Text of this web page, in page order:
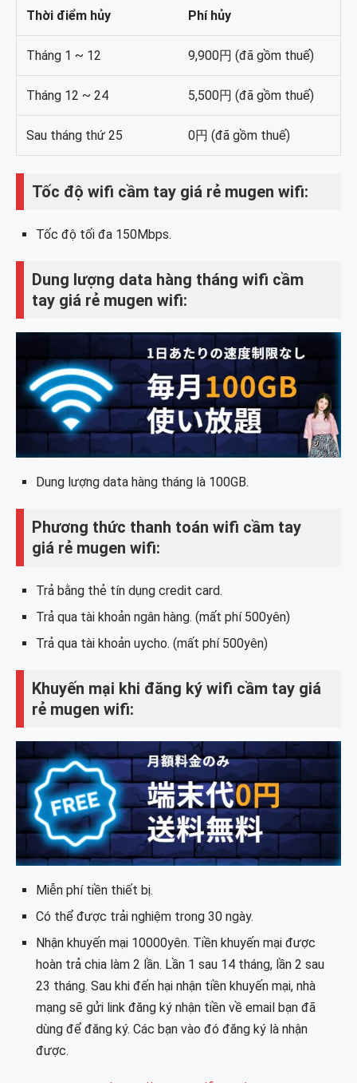
Thời điểm hủy Phí hủy
Tháng 1 ~ 12 9,900円 (đã gồm thuế)
Tháng 12 ~ 24 5,500円 (đã gồm thuế)
Sau tháng thứ 25 0円 (đã gồm thuế)
Tốc độ wifi cầm tay giá rẻ mugen wifi:
Tốc độ tối đa 150Mbps.
Dung lượng data hàng tháng wifi cầm
tay giá rẻ mugen wifi:
Dung lượng data hàng tháng là 100GB.
Phương thức thanh toán wifi cầm tay
giá rẻ mugen wifi:
Trả bằng thẻ tín dụng credit card.
Trả qua tài khoản ngân hàng. (mất phí 500yên)
Trả qua tài khoản uycho. (mất phí 500yên)
Khuyến mại khi đăng ký wifi cầm tay giá
rẻ mugen wifi:
Miễn phí tiền thiết bị.
Có thể được trải nghiệm trong 30 ngày.
Nhận khuyến mại 10000yên. Tiền khuyến mại được
hoàn trả chia làm 2 lần. Lần 1 sau 14 tháng, lần 2 sau
23 tháng. Sau khi đến hại nhận tiền khuyến mại, nhà
mạng sẽ gửi link đăng ký nhận tiền về email bạn đã
dùng để đăng ký. Các bạn vào đó đăng ký là nhận
được.